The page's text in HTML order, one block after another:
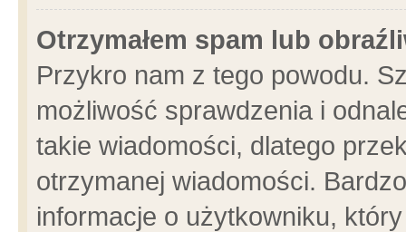
Otrzymałem spam lub
Przykro nam z tego powodu.
możliwość sprawdzenia i
takie wiadomości, dlatego
otrzymanej wiadomości.
informacje o użytkowniku,